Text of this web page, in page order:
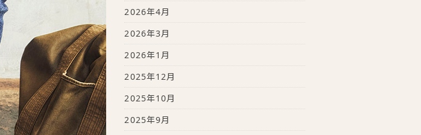
2026年4月
2026年3月
2026年1月
2025年12月
2025年10月
2025年9月